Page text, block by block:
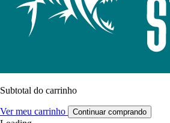
Subtotal do carrinho
Ver meu carrinho Continuar comprando